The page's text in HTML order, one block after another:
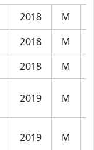
2018 M
2018 M
2018 M
2019 M
2019 M